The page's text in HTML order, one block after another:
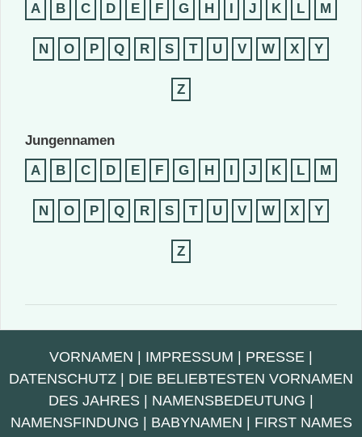
A
B C D E F G H I J K L M
N O P Q R S T U V W X Y
Z
Jungennamen
A
B C D E F G H I J K L M
N O P Q R S T U V W X Y
Z
VORNAMEN IMPRESSUM PRESSE
DATENSCHUTZ
DIE BELIEBTESTEN VORNAMEN
DES JAHRES
NAMENSBEDEUTUNG
NAMENSFINDUNG
BABYNAMEN
FIRST NAMES